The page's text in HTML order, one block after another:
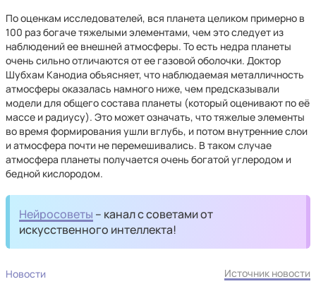
По оценкам исследователей, вся планета целиком примерно в
100 раз богаче тяжелыми элементами, чем это следует из
наблюдений ее внешней атмосферы. То есть недра планеты
очень сильно отличаются от ее газовой оболочки. Доктор
Шубхам Канодиа объясняет, что наблюдаемая металличность
атмосферы оказалась намного ниже, чем предсказывали
модели для общего состава планеты (который оценивают по её
массе и радиусу). Это может означать, что тяжелые элементы
во время формирования ушли вглубь, и потом внутренние слои
и атмосфера почти не перемешивались. В таком случае
атмосфера планеты получается очень богатой углеродом и
бедной кислородом.
Нейросоветы – канал с советами от
искусственного интеллекта!
Новости Источник новости